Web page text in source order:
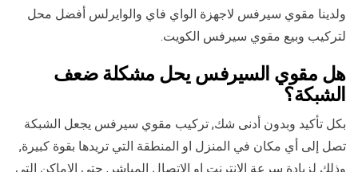
ولدينا مقوي سيرفس لاجهزة الواي فاي والوايرلس أفضل محل
لتركيب وبيع مقوي سيرفس الكويت.
هل مقوي السيرفس يحل مشكلة ضعف
الشبكة؟
بكل تأكيد وبدون أدنى شك, تركيب مقوي سيرفس يجعل الشبكة
تصل إلى أي مكان في المنزل او المنطقة التي تريدها بقوة كبيرة,
وذلك لزيادة سرعة الانترنت او الاتصال المباشر, حتى الاماكن التي